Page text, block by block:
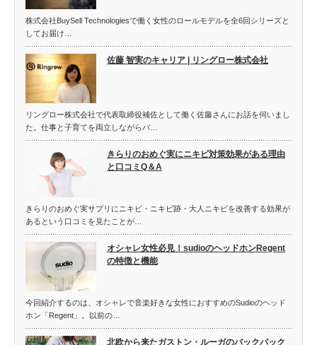
株式会社BuySell Technologiesで働く女性のロールモデルを全6回シリーズと
してお届け…
佐藤 智実のキャリア | リングロー株式会社
リングロー株式会社で代表取締役補佐として働く佐藤さんにお話を伺いまし
た。仕事と子育てを両立しながらバ…
きらりのおめぐ実にニキビ対策効果がある理由
と口コミQ＆A
きらりのおめぐ実サプリにニキビ・ニキビ跡・大人ニキビを改善する効果が
あるという口コミを見たことが…
オシャレ女性必見！sudioのヘッドホンRegent
の特徴と機能
今回紹介するのは、オシャレで音楽好きな女性におすすめのSudioのヘッド
ホン「Regent」。以前の…
北欧から来たガストン・ルーガのバックパック